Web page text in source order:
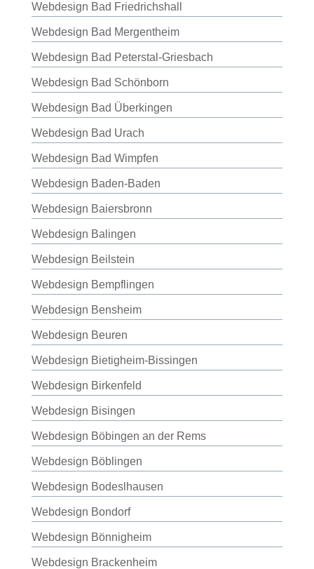
Webdesign Bad Friedrichshall
Webdesign Bad Mergentheim
Webdesign Bad Peterstal-Griesbach
Webdesign Bad Schönborn
Webdesign Bad Überkingen
Webdesign Bad Urach
Webdesign Bad Wimpfen
Webdesign Baden-Baden
Webdesign Baiersbronn
Webdesign Balingen
Webdesign Beilstein
Webdesign Bempflingen
Webdesign Bensheim
Webdesign Beuren
Webdesign Bietigheim-Bissingen
Webdesign Birkenfeld
Webdesign Bisingen
Webdesign Böbingen an der Rems
Webdesign Böblingen
Webdesign Bodeslhausen
Webdesign Bondorf
Webdesign Bönnigheim
Webdesign Brackenheim